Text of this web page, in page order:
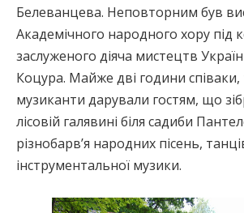
Белеванцева. Неповторним був
Академічного народного хору під
заслуженого діяча мистецтв
Коцура. Майже дві години
музиканти дарували гостям, що
лісовій галявині біля садиби
різнобарв’я народних пісень,
інструментальної музики.